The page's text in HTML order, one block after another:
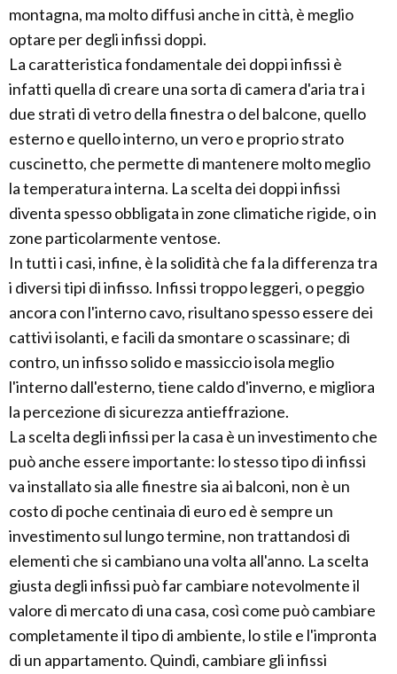
montagna, ma molto diffusi anche in città, è meglio
optare per degli infissi doppi.
La caratteristica fondamentale dei doppi infissi è
infatti quella di creare una sorta di camera d'aria tra i
due strati di vetro della finestra o del balcone, quello
esterno e quello interno, un vero e proprio strato
cuscinetto, che permette di mantenere molto meglio
la temperatura interna. La scelta dei doppi infissi
diventa spesso obbligata in zone climatiche rigide, o in
zone particolarmente ventose.
In tutti i casi, infine, è la solidità che fa la differenza tra
i diversi tipi di infisso. Infissi troppo leggeri, o peggio
ancora con l'interno cavo, risultano spesso essere dei
cattivi isolanti, e facili da smontare o scassinare; di
contro, un infisso solido e massiccio isola meglio
l'interno dall'esterno, tiene caldo d'inverno, e migliora
la percezione di sicurezza antieffrazione.
La scelta degli infissi per la casa è un investimento che
può anche essere importante: lo stesso tipo di infissi
va installato sia alle finestre sia ai balconi, non è un
costo di poche centinaia di euro ed è sempre un
investimento sul lungo termine, non trattandosi di
elementi che si cambiano una volta all'anno. La scelta
giusta degli infissi può far cambiare notevolmente il
valore di mercato di una casa, così come può cambiare
completamente il tipo di ambiente, lo stile e l'impronta
di un appartamento. Quindi, cambiare gli infissi